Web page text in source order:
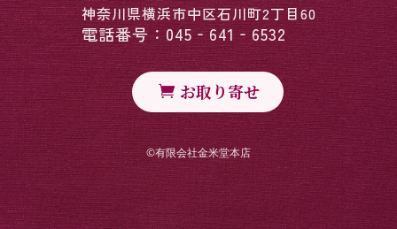
神奈川県横浜市中区石川町2丁目60
電話番号：045‐641‐6532
お取り寄せ
©︎有限会社金米堂本店